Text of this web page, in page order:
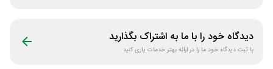
دیدگاه خود را با ما به اشتراک بگذارید
با ثبت دیدگاه خود ما را در ارائه بهتر خدمات یاری کنید